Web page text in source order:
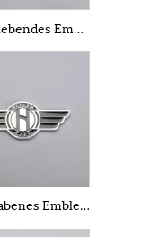
Selbstklebendes Emblem
3D-erhabenes Emblem